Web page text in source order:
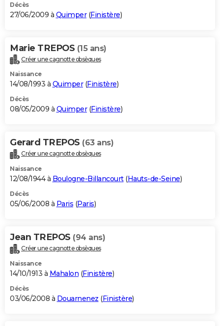
Décès
27/06/2009 à Quimper(Finistère)
Marie TREPOS (15 ans)
Créer une cagnotte obsèques
Naissance
14/08/1993 à Quimper(Finistère)
Décès
08/05/2009 à Quimper(Finistère)
Gerard TREPOS (63 ans)
Créer une cagnotte obsèques
Naissance
12/08/1944 à Boulogne-Billancourt(Hauts-de-Seine)
Décès
05/06/2008 à Paris (Paris)
Jean TREPOS (94 ans)
Créer une cagnotte obsèques
Naissance
14/10/1913 à Mahalon (Finistère)
Décès
03/06/2008 à Douarnenez (Finistère)